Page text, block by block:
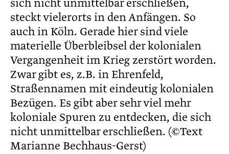
sich nicht unmittelbar erschließen,
steckt vielerorts in den Anfängen. So
auch in Köln. Gerade hier sind viele
materielle Überbleibsel der kolonialen
Vergangenheit im Krieg zerstört worden.
Zwar gibt es, z.B. in Ehrenfeld,
Straßennamen mit eindeutig kolonialen
Bezügen. Es gibt aber sehr viel mehr
koloniale Spuren zu entdecken, die sich
nicht unmittelbar erschließen. (©Text
Marianne Bechhaus-Gerst)